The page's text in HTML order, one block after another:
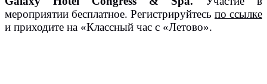
мероприятии бесплатное. Регистрируйтесь по ссылке
и приходите на «Классный час с «Летово».